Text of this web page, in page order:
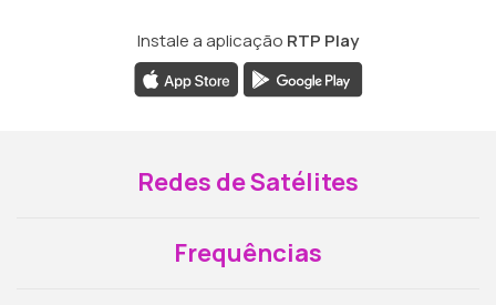
Instale a aplicação RTP Play
Redes de Satélites
Frequências